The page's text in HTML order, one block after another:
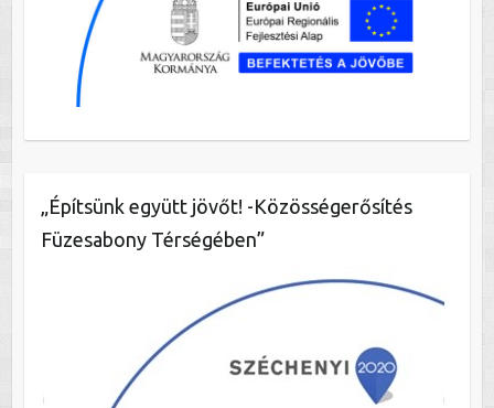
„Építsünk együtt jövőt! -Közösségerősítés
Füzesabony Térségében”